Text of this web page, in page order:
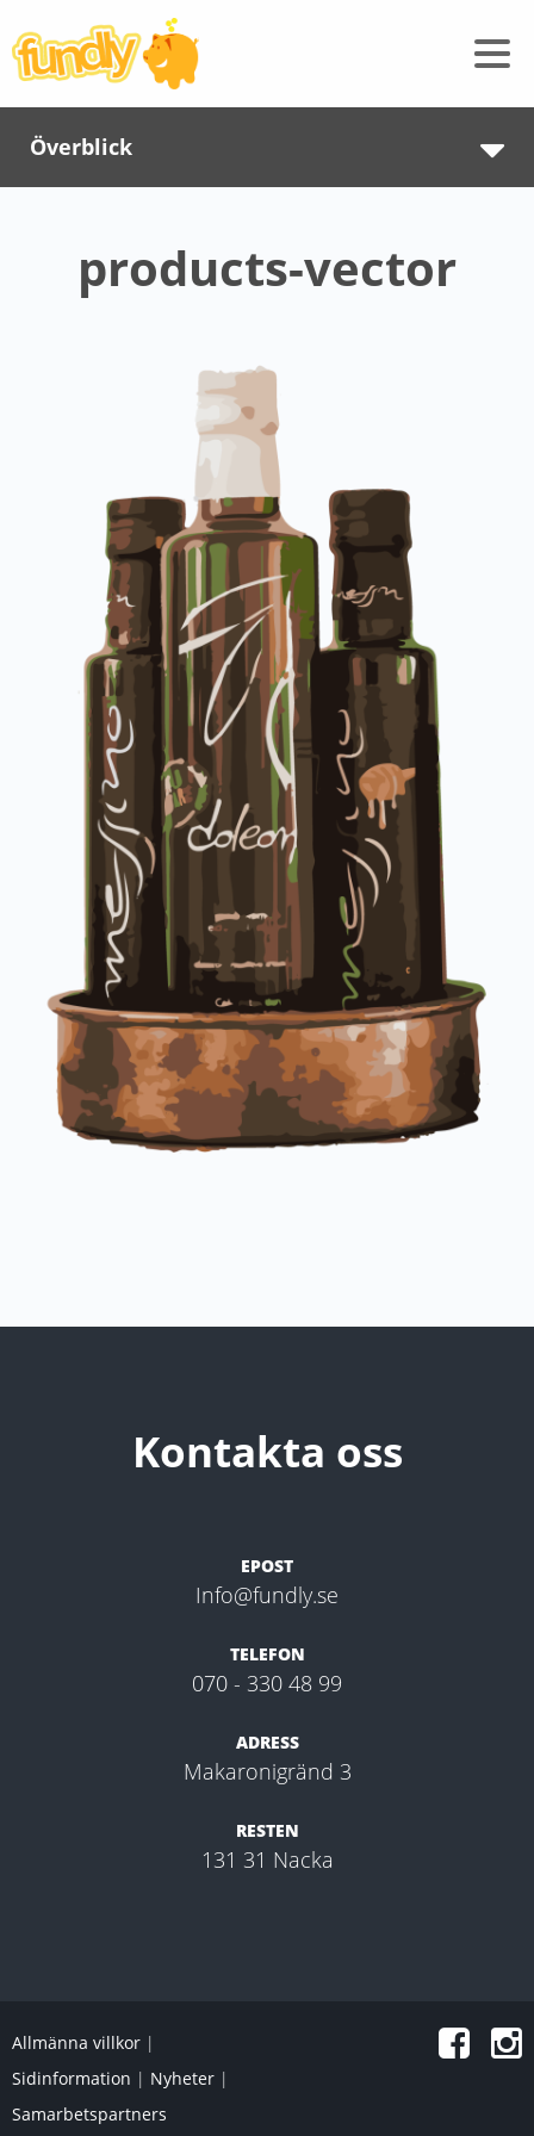
Överblick
products-vector
Kontakta oss
EPOST
Info@fundly.se
TELEFON
070 - 330 48 99
ADRESS
Makaronigränd 3
RESTEN
131 31 Nacka
Allmänna villkor |
Sidinformation | Nyheter |
Samarbetspartners